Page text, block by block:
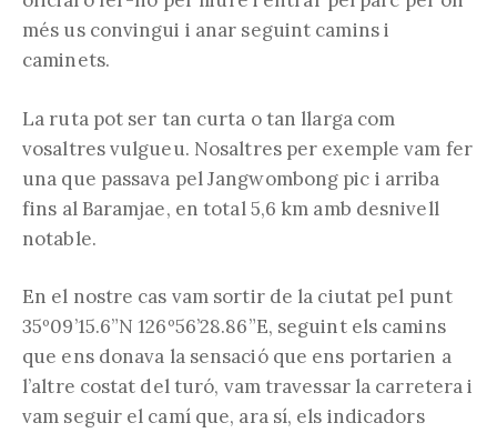
més us convingui i anar seguint camins i
caminets.
La ruta pot ser tan curta o tan llarga com
vosaltres vulgueu. Nosaltres per exemple vam fer
una que passava pel Jangwombong pic i arriba
fins al Baramjae, en total 5,6 km amb desnivell
notable.
En el nostre cas vam sortir de la ciutat pel punt
35º09’15.6”N 126º56’28.86”E, seguint els camins
que ens donava la sensació que ens portarien a
l’altre costat del turó, vam travessar la carretera i
vam seguir el camí que, ara sí, els indicadors